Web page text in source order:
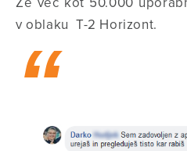
v oblaku T-2 Horizont.